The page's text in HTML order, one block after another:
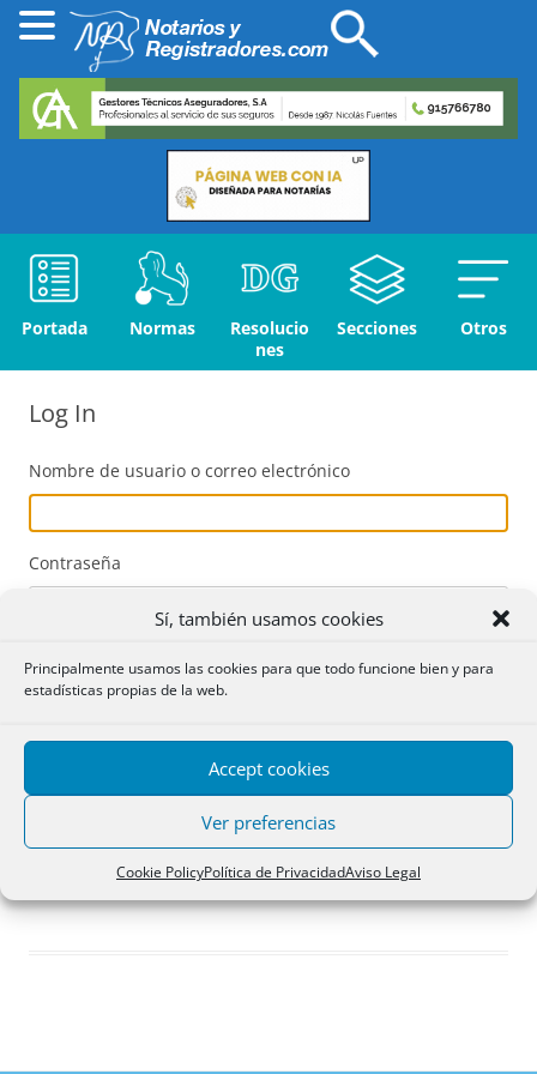
Sí, también usamos cookies
Principalmente usamos las cookies para que todo funcione bien y para
estadísticas propias de la web.
Accept cookies
Ver preferencias
Cookie PolicyPolítica de PrivacidadAviso Legal
Portada Normas
Resolucio
nes
Secciones Otros
Log In
Nombre de usuario o correo electrónico
Contraseña
Acceder
Registro
¿Has olvidado tu contraseña?